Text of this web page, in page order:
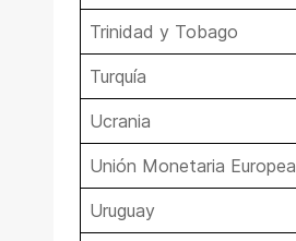
Trinidad y Tobago
Turquía
Ucrania
Unión Monetaria Europea
Uruguay